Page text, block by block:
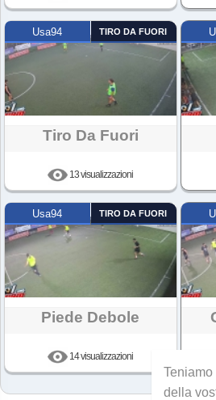
Usa94 TIRO DA FUORI
Tiro Da Fuori
13 visualizzazioni
Usa94 TIRO DA FUORI
Piede Debole
14 visualizzazioni
della